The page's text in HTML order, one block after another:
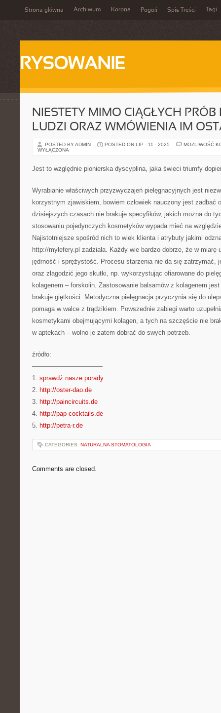
Strona główna Archiwum Korona Pogoń Spis Treści Tagi
RYSOWANIE
NIESTETY MIMO CIĄGŁYCH
LUDZI ORAZ WMÓWIENIA IM
POSTED BY ADMIN POSTED ON LIP - 11 - 2025
MOŻLIWOŚĆ
WYŁĄCZONA
Jest to względnie pionierska dyscyplina, jaka świeci triumfy
Wyrabianie właściwych przyzwyczajeń pielęgnacyjnych jest
korzystnym zjawiskiem, bowiem człowiek nauczony jest zadbać
dzisiejszych czasach nie brakuje specyfików, jakich można do
stosowaniu pojedynczych kosmetyków wypada mieć na
Najistotniejsze spośród nich to wiek klienta i atrybuty jakimi
http://mylefery.pl zadziała. Każdy wie bardzo dobrze, że w miarę
jędrność i sprężystość. Procesu starzenia nie da się zatrzymać,
oraz złagodzić jego skutki, np. wykorzystując ofiarowane do
kolagenem – forskolin. Zastosowanie balsamów z kolagenem
brakuje giętkości. Metodyczna pielęgnacja przyczynia się do
pomaga w walce z trądzikiem. Powszednie zabiegi warto
kosmetykami obejmującymi kolagen, a tych na szczęście nie
w aptekach – wolno je zatem dobrać do swych potrzeb.
źródło:
———————————
1. sprawdź nasze porady
2. http://oster-dao.de
3. http://paincircuits.de
4. http://pap-cocktails.de
5. http://petra-r.de
CATEGORIES: NATURALNA STOMATOLOGIA
Comments are closed.